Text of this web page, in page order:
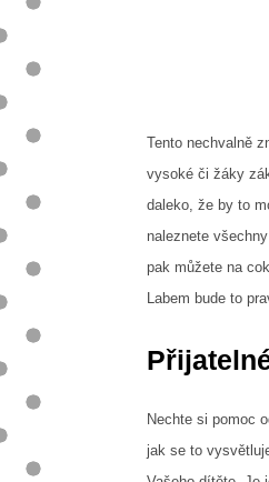
Tento nechvalně
vysoké či žáky
daleko, že by to
naleznete
pak můžete na
Labem bude to
Nechte si pomoc
jak se to